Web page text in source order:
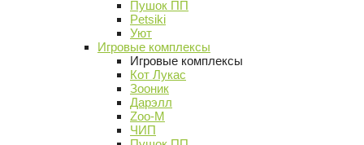
Пушок ПП
Petsiki
Уют
Игровые комплексы
Игровые комплексы
Кот Лукас
Зооник
Дарэлл
Zoo-M
ЧИП